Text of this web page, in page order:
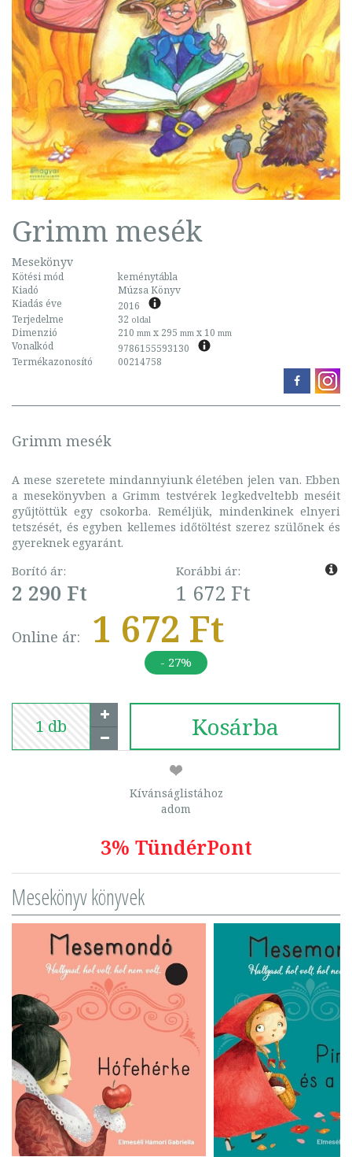
Grimm mesék
Mesekönyv
Kötési mód
keménytábla
Kiadó
Múzsa Könyv
Kiadás éve
2016
Terjedelme
32 oldal
Dimenzió 210 mm x 295 mm x 10 mm
Vonalkód
9786155593130
Termékazonosító
00214758
Grimm mesék
A mese szeretete mindannyiunk életében jelen van. Ebben
a mesekönyvben a Grimm testvérek legkedveltebb meséit
gyűjtöttük egy csokorba. Reméljük, mindenkinek elnyeri
tetszését, és egyben kellemes időtöltést szerez szülőnek és
gyereknek egyaránt.
Borító ár:
2 290 Ft
Korábbi ár:
1 672 Ft
Online ár: 1 672 Ft
- 27%
Kosárba
Kívánságlistához
adom
3% TündérPont
Mesekönyv könyvek